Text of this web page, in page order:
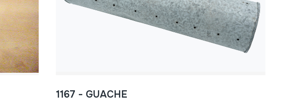
1167 - GUACHE